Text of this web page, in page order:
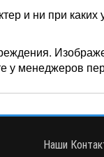
и ни при каких
у менеджеров
Наши